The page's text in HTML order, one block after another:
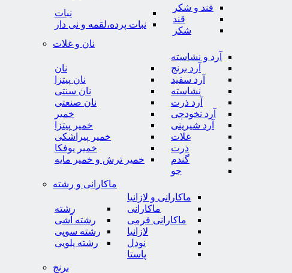
قند و شکر
قند
شکر
نبات
نبات پرده،لقمه و نی دار
نان و غلات
آرد و نشاسته
آرد برنج
آرد سفید
نشاسته
آرد ذرت
آرد نخودچی
آرد شیرینی
غلات
ذرت
گندم
جو
نان
نان پیتزا
نان سنتی
نان صنعتی
خمیر
خمیر پیتزا
خمیر پیراشکی
خمیر یوفکا
خمیر ترش و خمیر مایه
ماکارانی و رشته
ماکارانی و لازانیا
ماکارانی
ماکارانی فرمی
لازانیا
نودل
پاستا
رشته
رشته آشی
رشته سوپی
رشته پلویی
برنج